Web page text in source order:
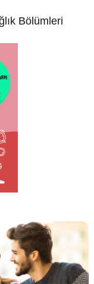
Bölümleri